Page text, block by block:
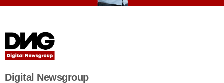
Digital Newsgroup